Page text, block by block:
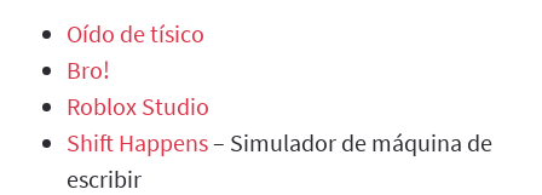
Oído de tísico
Bro!
Roblox Studio
Shift Happens– Simulador de máquina de
escribir